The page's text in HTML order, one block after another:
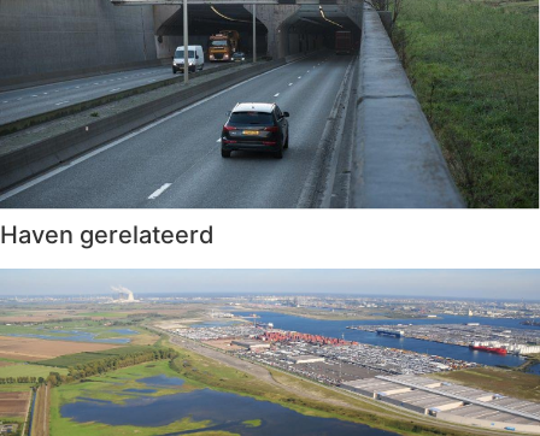
Haven gerelateerd